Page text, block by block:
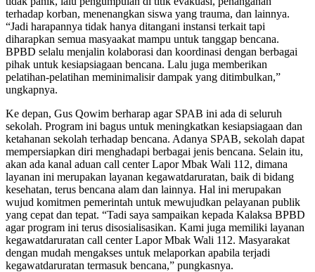
terhadap korban, menenangkan siswa yang trauma, dan lainnya.
“Jadi harapannya tidak hanya ditangani instansi terkait tapi
diharapkan semua masyaakat mampu untuk tanggap bencana.
BPBD selalu menjalin kolaborasi dan koordinasi dengan berbagai
pihak untuk kesiapsiagaan bencana. Lalu juga memberikan
pelatihan-pelatihan meminimalisir dampak yang ditimbulkan,”
ungkapnya.
Ke depan, Gus Qowim berharap agar SPAB ini ada di seluruh
sekolah. Program ini bagus untuk meningkatkan kesiapsiagaan dan
ketahanan sekolah terhadap bencana. Adanya SPAB, sekolah dapat
mempersiapkan diri menghadapi berbagai jenis bencana. Selain itu,
akan ada kanal aduan call center Lapor Mbak Wali 112, dimana
layanan ini merupakan layanan kegawatdaruratan, baik di bidang
kesehatan, terus bencana alam dan lainnya. Hal ini merupakan
wujud komitmen pemerintah untuk mewujudkan pelayanan publik
yang cepat dan tepat. “Tadi saya sampaikan kepada Kalaksa BPBD
agar program ini terus disosialisasikan. Kami juga memiliki layanan
kegawatdaruratan call center Lapor Mbak Wali 112. Masyarakat
dengan mudah mengakses untuk melaporkan apabila terjadi
kegawatdaruratan termasuk bencana,” pungkasnya.